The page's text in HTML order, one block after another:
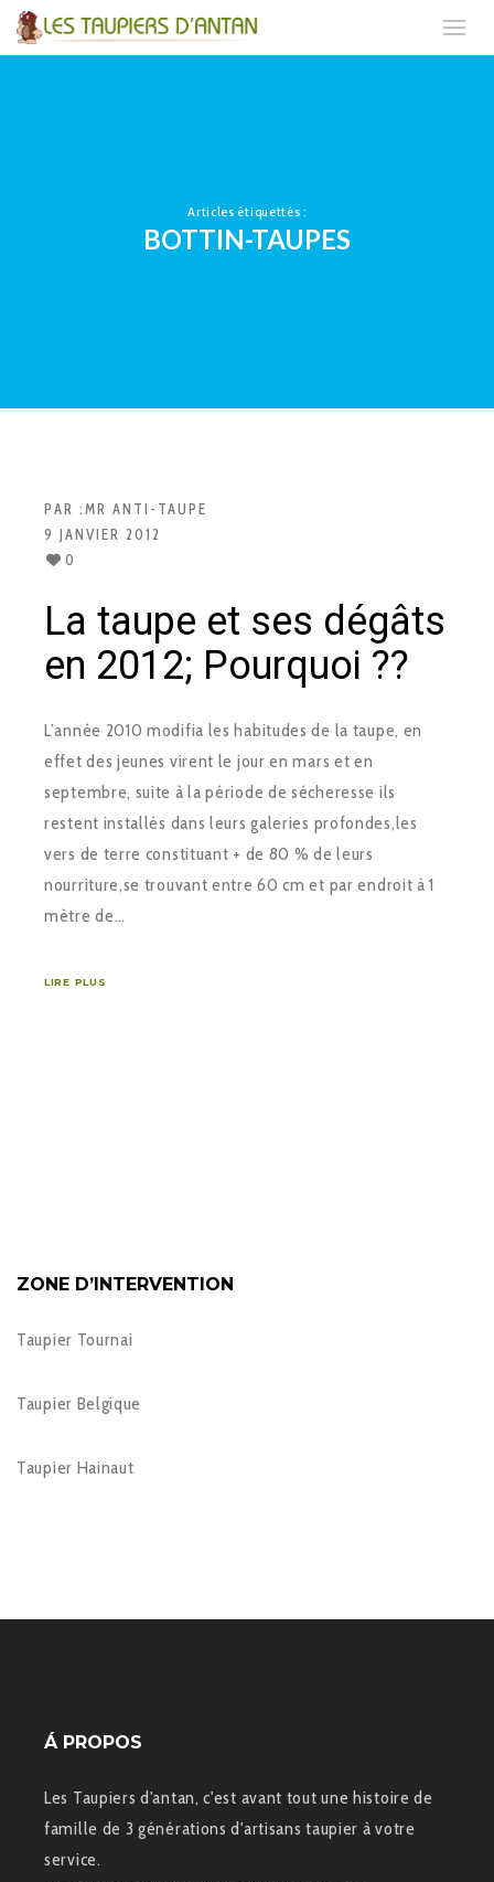
Articles étiquettés :
BOTTIN-TAUPES
PAR :MR ANTI-TAUPE
9 JANVIER 2012
0
La taupe et ses dégâts
en 2012; Pourquoi ??
L’année 2010 modifia les habitudes de la taupe, en
effet des jeunes virent le jour en mars et en
septembre, suite à la période de sécheresse ils
restent installés dans leurs galeries profondes,les
vers de terre constituant + de 80 % de leurs
nourriture,se trouvant entre 60 cm et par endroit à 1
mètre de…
LIRE PLUS
ZONE D’INTERVENTION
Taupier Tournai
Taupier Belgique
Taupier Hainaut
Á PROPOS
Les Taupiers d'antan, c'est avant tout une histoire de
famille de 3 générations d'artisans taupier à votre
service.